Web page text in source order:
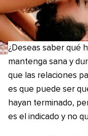
¿Deseas saber qué
mantenga sana y
que las relaciones
es que puede ser
hayan terminado,
es el indicado y no